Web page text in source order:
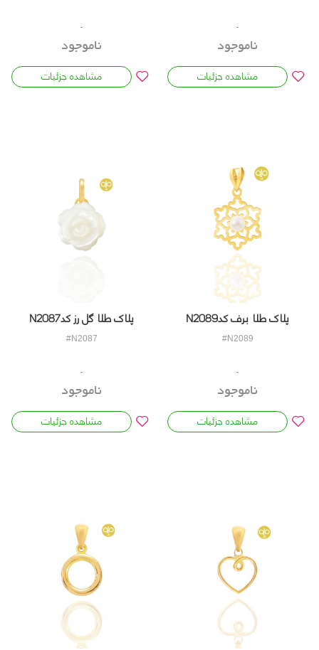
ناموجود
مشاهده جزئیات
ناموجود
مشاهده جزئیات
پلاک طلا برف کدN2089
#N2089
ناموجود
مشاهده جزئیات
پلاک طلا گل رز کدN2087
#N2087
ناموجود
مشاهده جزئیات